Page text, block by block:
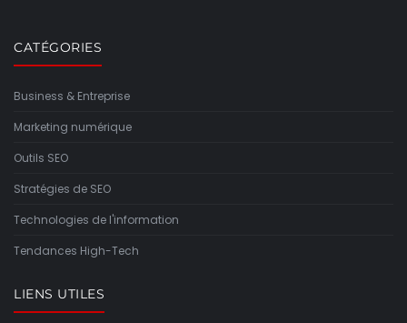
CATÉGORIES
Business & Entreprise
Marketing numérique
Outils SEO
Stratégies de SEO
Technologies de l'information
Tendances High-Tech
LIENS UTILES